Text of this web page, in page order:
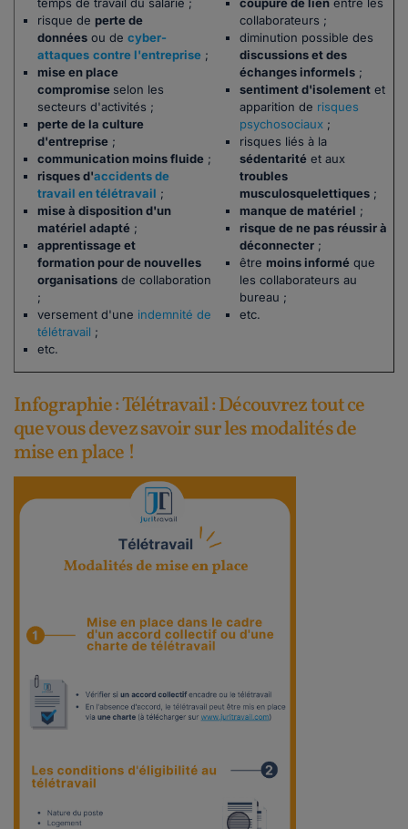
risque de perte de
données ou de cyber-
attaques contre l'entreprise ;
mise en place
compromise selon les
secteurs d'activités ;
perte de la culture
d'entreprise ;
communication moins fluide ;
risques d'accidents de
travail en télétravail ;
mise à disposition d'un
matériel adapté ;
apprentissage et
formation pour de nouvelles
organisations de collaboration
;
versement d'une indemnité de
télétravail ;
etc.
collaborateurs ;
diminution possible des
discussions et des
échanges informels ;
sentiment d'isolement et
apparition de risques
psychosociaux ;
risques liés à la
sédentarité et aux
troubles
musculosquelettiques ;
manque de matériel ;
risque de ne pas réussir à
déconnecter ;
être moins informé que
les collaborateurs au
bureau ;
etc.
Infographie : Télétravail : Découvrez tout ce
que vous devez savoir sur les modalités de
mise en place !